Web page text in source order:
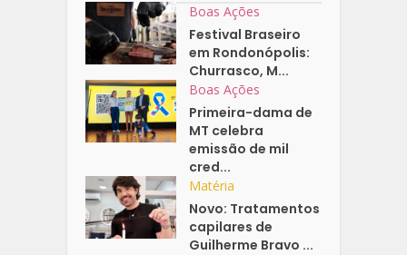
Boas Ações
Festival Braseiro
em Rondonópolis:
Churrasco, M...
Boas Ações
Primeira-dama de
MT celebra
emissão de mil
cred...
Matéria
Novo: Tratamentos
capilares de
Guilherme Bravo ...